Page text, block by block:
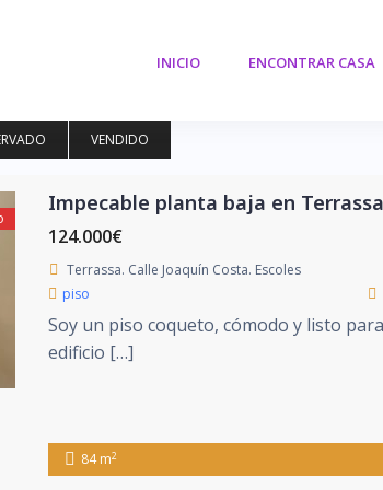
INICIO ENCONTRAR CASA
VENDIDO
Impecable planta baja en Terrassa
124.000€
Terrassa. Calle Joaquín Costa. Escoles
piso
Soy un piso coqueto, cómodo y listo
edificio […]
84 m2